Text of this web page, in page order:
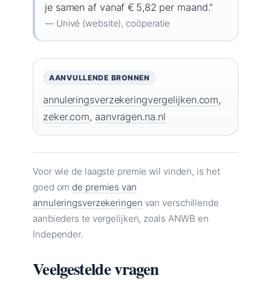
je samen af vanaf € 5,82 per maand.”
— Univé (website), coöperatie
AANVULLENDE BRONNEN
annuleringsverzekeringvergelijken.com,
zeker.com, aanvragen.na.nl
Voor wie de laagste premie wil vinden, is het
goed omde premies van
annuleringsverzekeringen van verschillende
aanbieders te vergelijken, zoals ANWB en
Independer.
Veelgestelde vragen